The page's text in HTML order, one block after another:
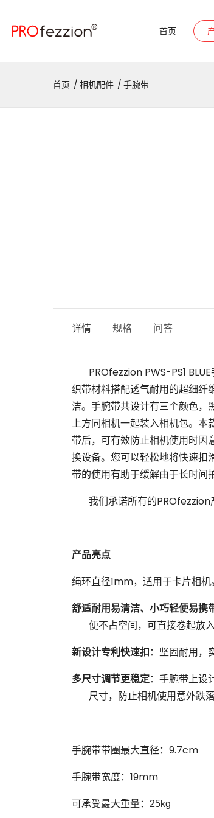
首页
首页 相机配件 手腕带
详情 规格 问答
PROfezzion PWS-PS1 BLUE
织带材料搭配透气耐用的超细纤
洁。 手腕带共设计有三个颜色，
上方同相机一起装入相机包。本
带后， 可有效防止相机使用时因
换设备。您可以轻松地将快速扣
带的使用有助于缓解由于长时间
我们承诺所有的PROfezzion
产品亮点
绳环直径1mm， 适用于卡片相机。
舒适耐用易清洁、小巧轻便易携
便不占空间，可直接卷起放
新设计专利快速扣：坚固耐用，
多尺寸调节更稳定：手腕带上设
尺寸，防止相机使用意外跌
手腕带带圈最大直径： 9.7cm
手腕带宽度： 19mm
可承受最大重量： 25kg